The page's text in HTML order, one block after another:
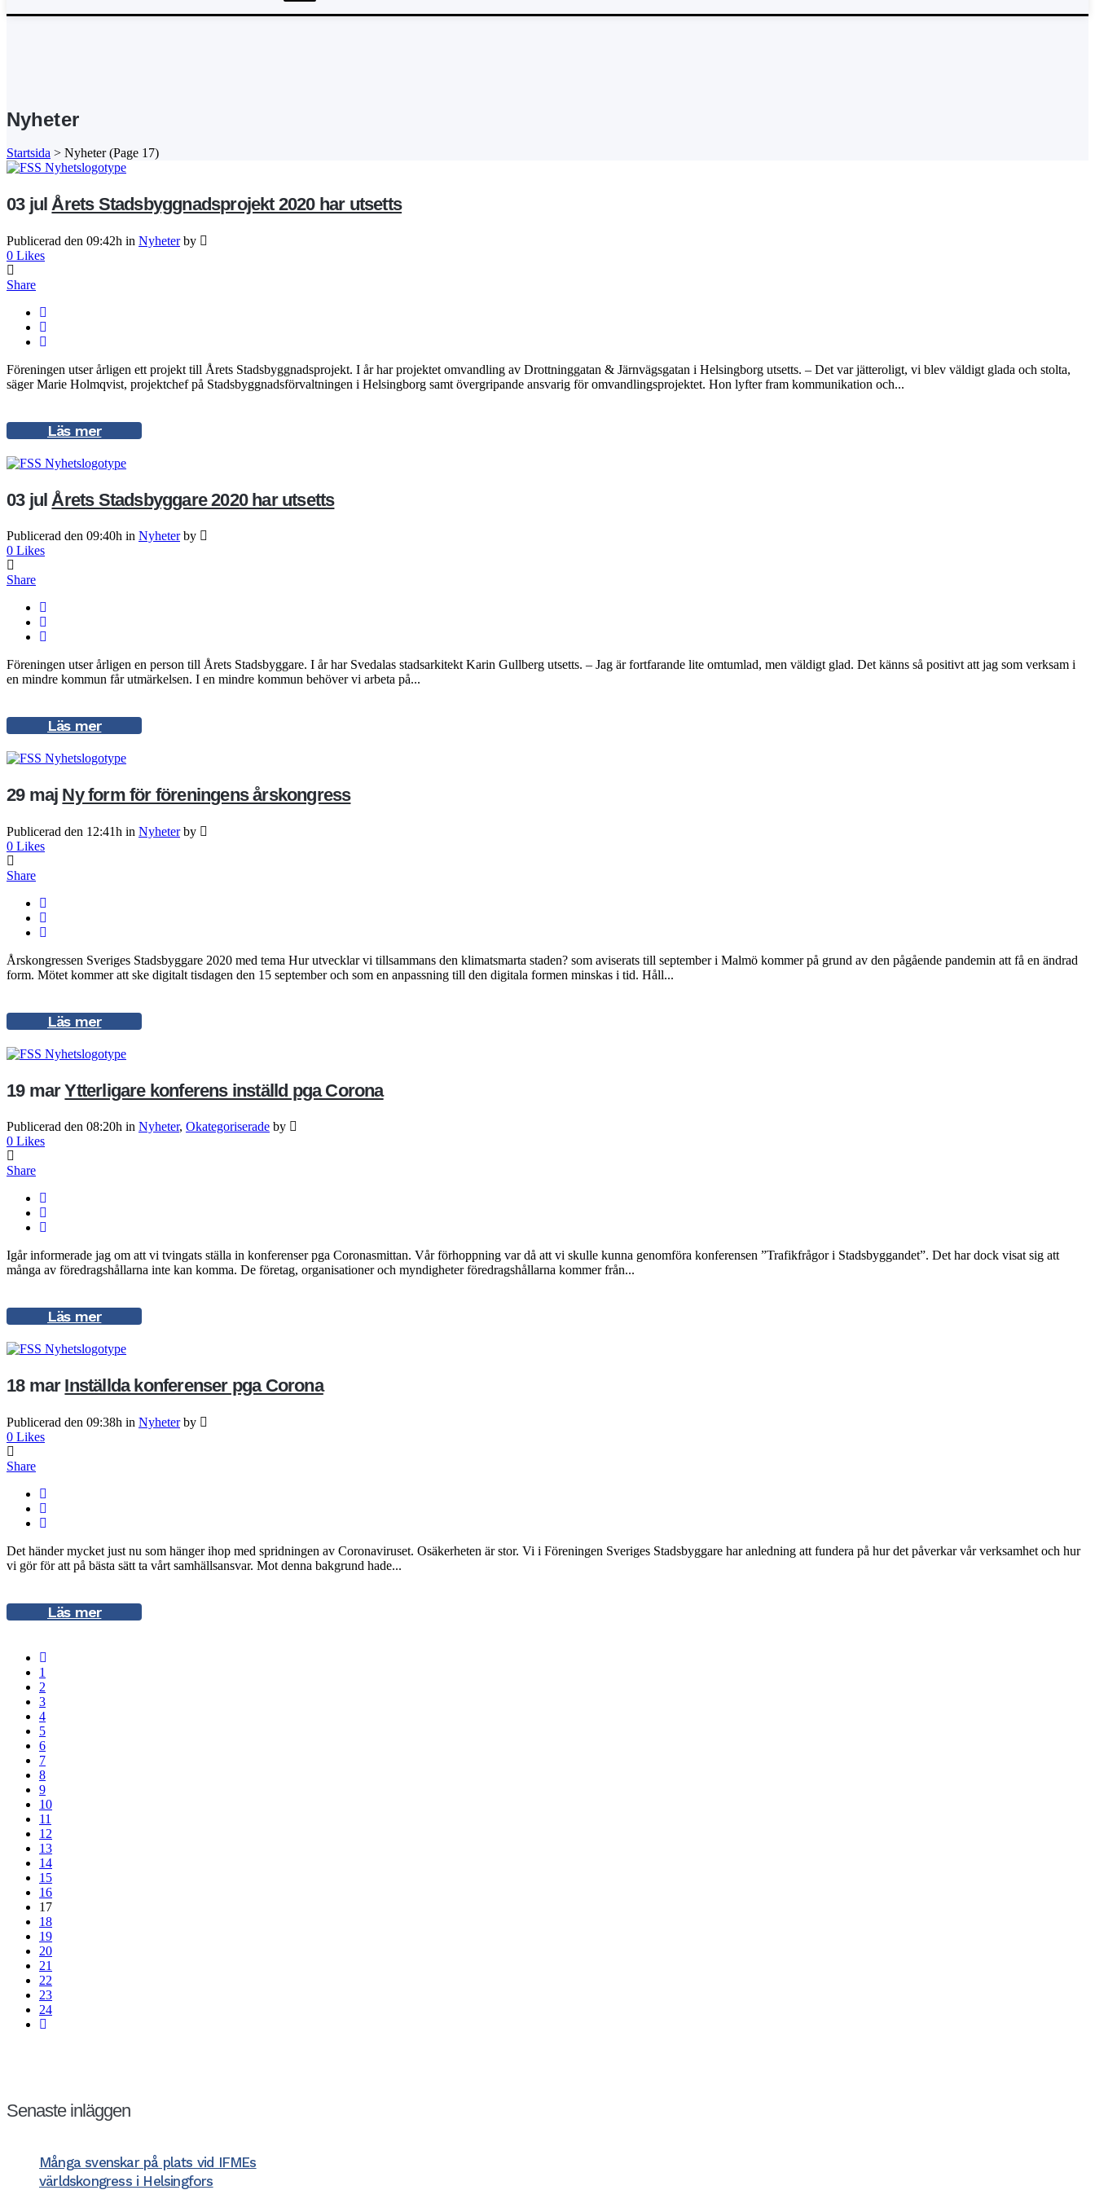
Nyheter
Startsida > Nyheter(Page 17)
03 jul Årets Stadsbyggnadsprojekt 2020 har utsetts
Publicerad den 09:42h in Nyheter by
0 Likes
Share
Föreningen utser årligen ett projekt till Årets Stadsbyggnadsprojekt. I år har projektet omvandling av Drottninggatan & Järnvägsgatan i Helsingborg utsetts. – Det var jätteroligt, vi blev väldigt glada och stolta,
säger Marie Holmqvist, projektchef på Stadsbyggnadsförvaltningen i Helsingborg samt övergripande ansvarig för omvandlingsprojektet. Hon lyfter fram kommunikation och...
Läs mer
03 jul Årets Stadsbyggare 2020 har utsetts
Publicerad den 09:40h in Nyheter by
0 Likes
Share
Föreningen utser årligen en person till Årets Stadsbyggare. I år har Svedalas stadsarkitekt Karin Gullberg utsetts. – Jag är fortfarande lite omtumlad, men väldigt glad. Det känns så positivt att jag som verksam i
en mindre kommun får utmärkelsen. I en mindre kommun behöver vi arbeta på...
Läs mer
29 maj Ny form för föreningens årskongress
Publicerad den 12:41h in Nyheter by
0 Likes
Share
Årskongressen Sveriges Stadsbyggare 2020 med tema Hur utvecklar vi tillsammans den klimatsmarta staden? som aviserats till september i Malmö kommer på grund av den pågående pandemin att få en ändrad
form. Mötet kommer att ske digitalt tisdagen den 15 september och som en anpassning till den digitala formen minskas i tid. Håll...
Läs mer
19 mar Ytterligare konferens inställd pga Corona
Publicerad den 08:20h in Nyheter, Okategoriserade by
0 Likes
Share
Igår informerade jag om att vi tvingats ställa in konferenser pga Coronasmittan. Vår förhoppning var då att vi skulle kunna genomföra konferensen ”Trafikfrågor i Stadsbyggandet”. Det har dock visat sig att
många av föredragshållarna inte kan komma. De företag, organisationer och myndigheter föredragshållarna kommer från...
Läs mer
18 mar Inställda konferenser pga Corona
Publicerad den 09:38h in Nyheter by
0 Likes
Share
Det händer mycket just nu som hänger ihop med spridningen av Coronaviruset. Osäkerheten är stor. Vi i Föreningen Sveriges Stadsbyggare har anledning att fundera på hur det påverkar vår verksamhet och hur
vi gör för att på bästa sätt ta vårt samhällsansvar. Mot denna bakgrund hade...
Läs mer
1
2
3
4
5
6
7
8
9
10
11
12
13
14
15
16
17
18
19
20
21
22
23
24
Senaste inläggen
Många svenskar på plats vid IFMEs
världskongress i Helsingfors